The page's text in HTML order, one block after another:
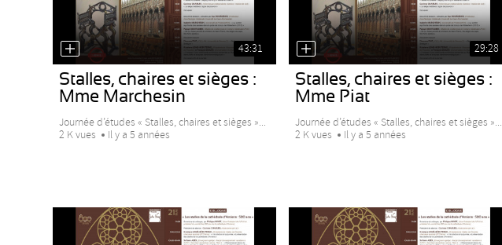
43:31
Stalles, chaires et sièges :
Mme Marchesin
Journée d’études « Stalles, chaires et sièges »...
2 K vues
Il y a 5 années
29:28
Stalles, chaires et sièges :
Mme Piat
Journée d’études « Stalles, chaires et sièges »...
2 K vues
Il y a 5 années